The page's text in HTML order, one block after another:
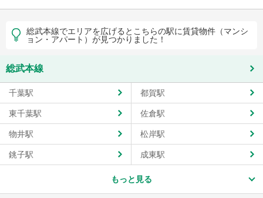
総武本線でエリアを広げるとこちらの駅に賃貸物件（マンシ
ョン・アパート）が見つかりました！
総武本線
千葉駅 都賀駅
東千葉駅 佐倉駅
物井駅 松岸駅
銚子駅 成東駅
もっと見る